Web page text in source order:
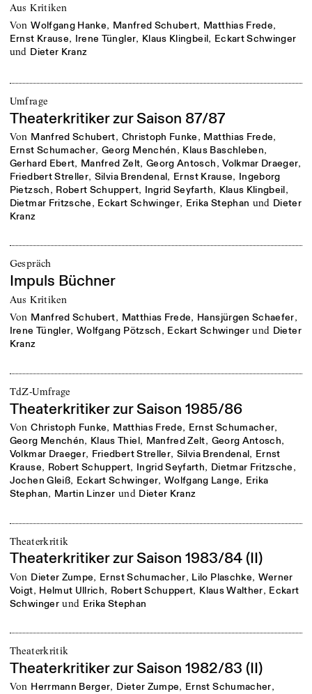
Aus Kritiken
von Wolfgang Hanke, Manfred Schubert, Matthias Frede,
Ernst Krause, Irene Tüngler, Klaus Klingbeil, Eckart Schwinger
und Dieter Kranz
Umfrage
Theaterkritiker zur Saison 87/87
von Manfred Schubert, Christoph Funke, Matthias Frede,
Ernst Schumacher,Georg Menchén, Klaus Baschleben,
Gerhard Ebert, Manfred Zelt, Georg Antosch,Volkmar Draeger,
Friedbert Streller, Silvia Brendenal, Ernst Krause, Ingeborg
Pietzsch, Robert Schuppert, Ingrid Seyfarth, Klaus Klingbeil,
Dietmar Fritzsche, Eckart Schwinger, Erika Stephan und Dieter
Kranz
Gespräch
Impuls Büchner
Aus Kritiken
von Manfred Schubert, Matthias Frede, Hansjürgen Schaefer,
Irene Tüngler,Wolfgang Pötzsch, Eckart Schwinger und Dieter
Kranz
TdZ-Umfrage
Theaterkritiker zur Saison 1985/86
von Christoph Funke, Matthias Frede, Ernst Schumacher,
Georg Menchén, Klaus Thiel, Manfred Zelt, Georg Antosch,
Volkmar Draeger, Friedbert Streller, Silvia Brendenal, Ernst
Krause, Robert Schuppert, Ingrid Seyfarth, Dietmar Fritzsche,
Jochen Gleiß, Eckart Schwinger, Wolfgang Lange, Erika
Stephan, Martin Linzer und Dieter Kranz
Theaterkritik
Theaterkritiker zur Saison 1983/84 (II)
von Dieter Zumpe, Ernst Schumacher, Lilo Plaschke, Werner
Voigt, Helmut Ullrich, Robert Schuppert, Klaus Walther, Eckart
Schwinger und Erika Stephan
Theaterkritik
Theaterkritiker zur Saison 1982/83 (II)
von Herrmann Berger, Dieter Zumpe, Ernst Schumacher,